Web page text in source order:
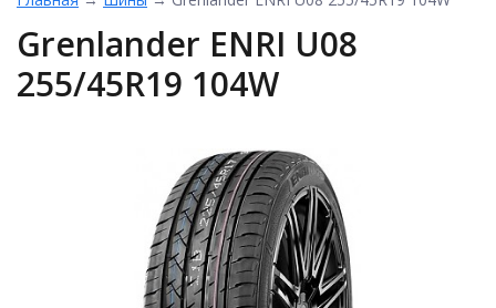
Grenlander ENRI U08
255/45R19 104W